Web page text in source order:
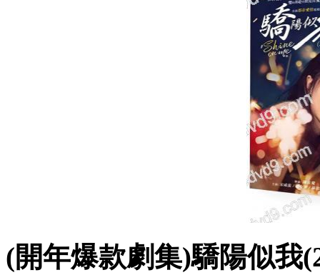
(開年爆款劇集)驕陽似我